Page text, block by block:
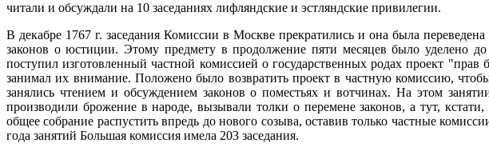
читали и обсуждали на 10 заседаниях лифляндские и эстляндские привилегии.
В декабре 1767 г. заседания Комиссии в Москве прекратились и она была
законов о юстиции. Этому предмету в продолжение пяти месяцев было уделено
поступил изготовленный частной комиссией о государственных родах проект
занимал их внимание. Положено было возвратить проект в частную комиссию,
занялись чтением и обсуждением законов о поместьях и вотчинах. На этом
производили брожение в народе, вызывали толки о перемене законов, а тут,
общее собрание распустить впредь до нового созыва, оставив только частные
года занятий Большая комиссия имела 203 заседания.